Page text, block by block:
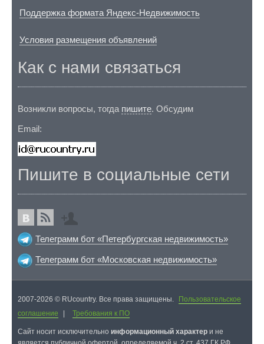
Поддержка формата Яндекс-Недвижимость
Условия размещения объявлений
Как с нами связаться
Возникли вопросы, тогда пишите. Обсудим
Email:
Пишите в социальные сети
Телеграмм бот «Петербургская недвижимость»
Телеграмм бот «Московская недвижимость»
2007-2026 © RUcountry. Все права защищены.
Пользовательское
соглашение
| Требования к ПО
Cайт носит исключительно информационный характер и не